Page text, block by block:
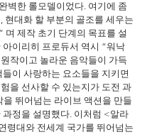
벽한 롤모델이었다. 여기에 좀
현대화 할 부분의 골조를 세우는
며 제작 초기 단계의 목표를 설
아이리히 프로듀서 역시 “워낙
작이고 놀라운 음악들이 가득
들이 사랑하는 요소들을 지키면
을 선사할 수 있는지가 도전 과
을 뛰어넘는 라이브 액션을 만들
과정을 설명했다. 이처럼 <알라
령대와 전세계 국가를 뛰어넘는